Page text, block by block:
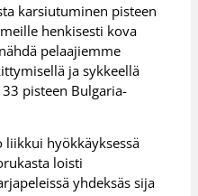
karsiutuminen pisteen
henkisesti kova
pelaajiemme
ja sykkeellä
pisteen Bulgaria-
liikkui hyökkäyksessä
loisti
yhdeksäs sija